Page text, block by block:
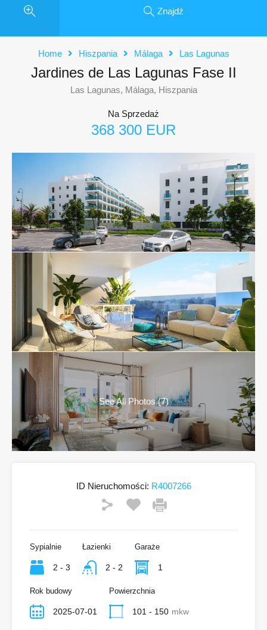
Znajdź
Home Hiszpania Málaga Las Lagunas
Jardines de Las Lagunas Fase II
Las Lagunas, Málaga, Hiszpania
Na Sprzedaż
368 300 EUR
See All Photos (7)
ID Nieruchomości: R4007266
Sypialnie
2 - 3
Łazienki
2 - 2
Garaże
1
Rok budowy
2025-07-01
Powierzchnia
101 - 150 mkw